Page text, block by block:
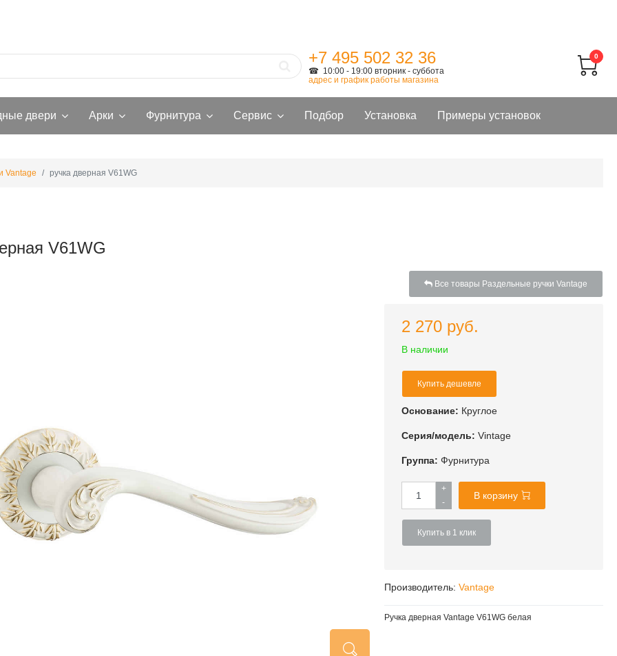
+7 495 502 32 36
☎ 10:00 - 19:00 вторник - суббота
адрес и график работы магазина
0
двери Арки Фурнитура Сервис Подбор Установка Примеры установок
Vantage ручка дверная V61WG
V61WG
Все товары Раздельные ручки Vantage
2 270 руб.
В наличии
Купить дешевле
Основание: Круглое
Серия/модель: Vintage
Группа: Фурнитура
+
-
В корзину
Купить в 1 клик
Производитель: Vantage
Ручка дверная Vantage V61WG белая